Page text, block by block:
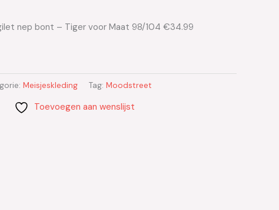
nep bont – Tiger voor Maat 98/104 €34.99
Meisjeskleding Tag: Moodstreet
Toevoegen aan wenslijst